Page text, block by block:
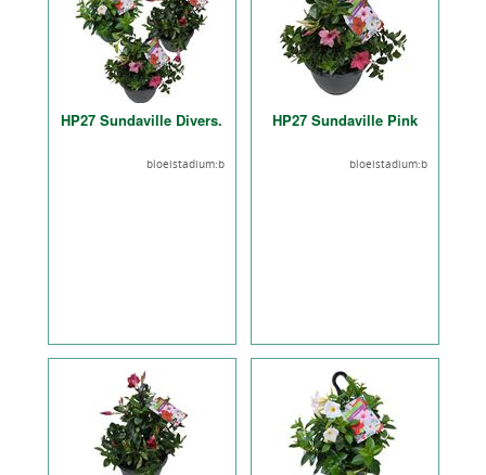
HP27 Sundaville Divers.
bloeistadium:b
HP27 Sundaville Pink
bloeistadium:b